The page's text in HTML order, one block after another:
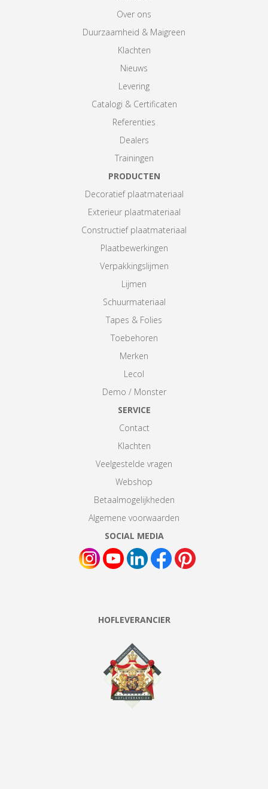
Over ons
Duurzaamheid & Maigreen
Klachten
Nieuws
Levering
Catalogi & Certificaten
Referenties
Dealers
Trainingen
PRODUCTEN
Decoratief plaatmateriaal
Exterieur plaatmateriaal
Constructief plaatmateriaal
Plaatbewerkingen
Verpakkingslijmen
Lijmen
Schuurmateriaal
Tapes & Folies
Toebehoren
Merken
Lecol
Demo / Monster
SERVICE
Contact
Klachten
Veelgestelde vragen
Webshop
Betaalmogelijkheden
Algemene voorwaarden
SOCIAL MEDIA
HOFLEVERANCIER